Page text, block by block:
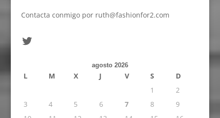
Contacta conmigo por ruth@fashionfor2.com
Twitter
agosto 2026
L M X J V S
D
1
2
3
4 5 6 7 8
9